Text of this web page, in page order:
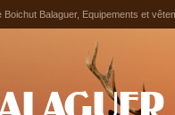
Boichut Balaguer, Equipements et